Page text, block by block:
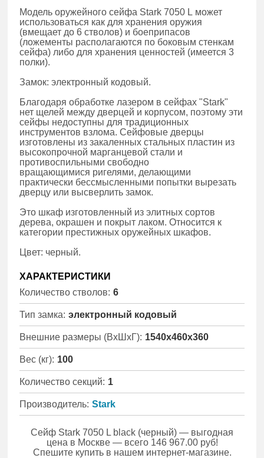
Модель оружейного сейфа Stark 7050 L может
использоваться как для хранения оружия
(вмещает до 6 стволов) и боеприпасов
(ложементы располагаются по боковым стенкам
сейфа) либо для хранения ценностей (имеется 3
полки).
Замок: электронный кодовый.
Благодаря обработке лазером в сейфах "Stark"
нет щелей между дверцей и корпусом, поэтому эти
сейфы недоступны для традиционных
инструментов взлома. Сейфовые дверцы
изготовлены из закаленных стальных пластин из
высокопрочной марганцевой стали и
противоспильными свободно
вращающимися ригелями, делающими
практически бессмысленными попытки вырезать
дверцу или высверлить замок.
Это шкаф изготовленный из элитных сортов
дерева, окрашен и покрыт лаком. Относится к
категории престижных оружейных шкафов.
Цвет: черный.
ХАРАКТЕРИСТИКИ
Количество стволов: 6
Тип замка: электронный кодовый
Внешние размеры (ВхШхГ): 1540x460x360
Вес (кг): 100
Количество секций: 1
Производитель: Stark
Сейф Stark 7050 L black (черный) — выгодная
цена в Москве — всего 146 967.00 руб!
Спешите купить в нашем интернет-магазине.